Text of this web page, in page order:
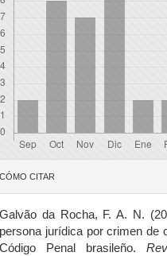
CÓMO CITAR
Galvão da Rocha, F. A. N.
persona jurídica por crimen de
Código Penal brasileño.